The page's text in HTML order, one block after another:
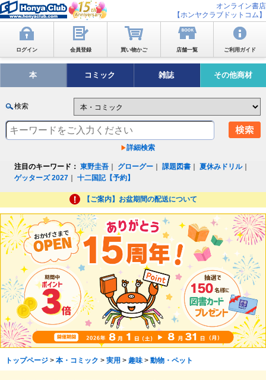
オンライン書店
【ホンヤクラブドットコム】
ログイン 会員登録 買い物かご 店舗一覧 ご利用ガイド
本 コミック 雑誌 その他商材
検索
詳細検索
注目のキーワード： 東野圭吾 グローグー ｜課題図書 ｜夏休みドリル｜
ゲッターズ 2027 ｜十二国記【予約】
【ご案内】お盆期間の配送について
トップページ> 本・コミック > 実用 > 趣味> 動物・ペット